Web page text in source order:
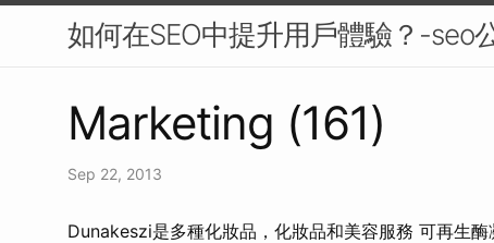
如何在SEO中提升用戶體驗？-seo
Marketing (161)
Sep 22, 2013
Dunakeszi是多種化妝品，化妝品和美容服務 可再生